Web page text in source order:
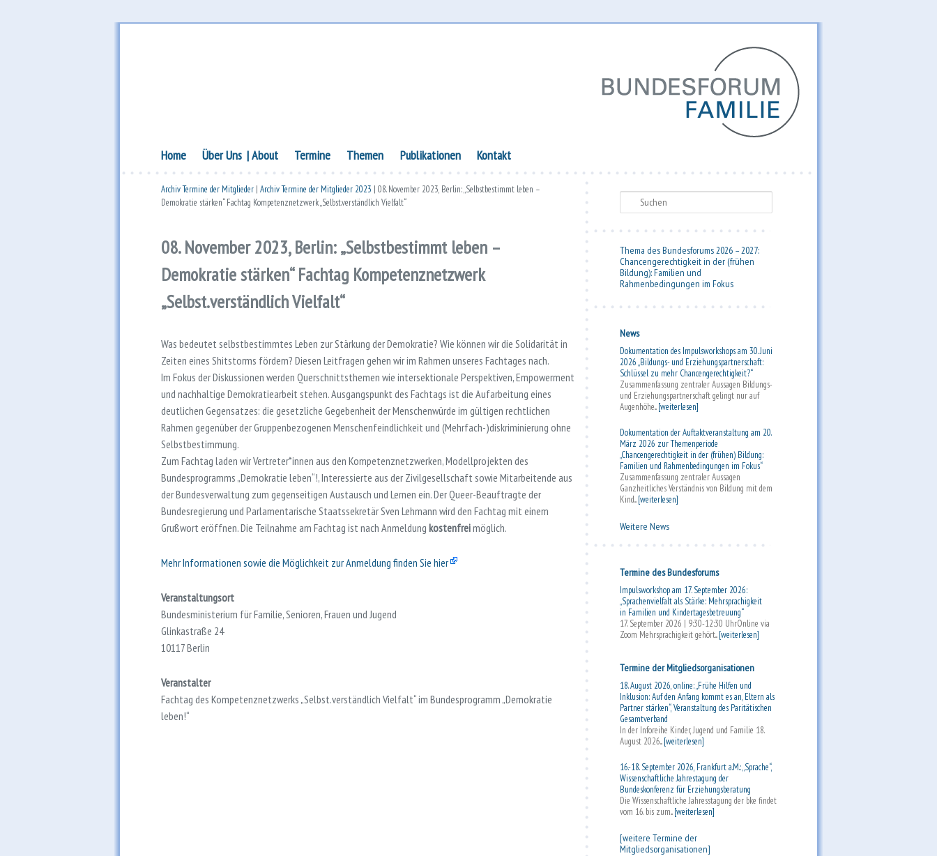
Hauptmenü Zum Inhalt wechseln
Zum sekundären Inhalt wechseln
Home Über Uns About Termine Themen Publikationen Kontakt
Archiv Termine der Mitglieder |Archiv Termine der Mitglieder 2023 | 08. November 2023, Berlin: „Selbstbestimmt leben –
Demokratie stärken“ Fachtag Kompetenznetzwerk „Selbst.verständlich Vielfalt“
08. November 2023, Berlin: „Selbstbestimmt leben –
Demokratie stärken“ Fachtag Kompetenznetzwerk
„Selbst.verständlich Vielfalt“
Was bedeutet selbstbestimmtes Leben zur Stärkung der Demokratie? Wie können wir die Solidarität in
Zeiten eines Shitstorms fördern? Diesen Leitfragen gehen wir im Rahmen unseres Fachtages nach.
Im Fokus der Diskussionen werden Querschnittsthemen wie intersektionale Perspektiven, Empowerment
und nachhaltige Demokratiearbeit stehen. Ausgangspunkt des Fachtags ist die Aufarbeitung eines
deutlichen Gegensatzes: die gesetzliche Gegebenheit der Menschenwürde im gültigen rechtlichen
Rahmen gegenüber der Gruppenbezogenen Menschenfeindlichkeit und (Mehrfach-)diskriminierung ohne
Selbstbestimmung.
Zum Fachtag laden wir Vertreter*innen aus den Kompetenznetzwerken, Modellprojekten des
Bundesprogramms „Demokratie leben“!, Interessierte aus der Zivilgesellschaft sowie Mitarbeitende aus
der Bundesverwaltung zum gegenseitigen Austausch und Lernen ein. Der Queer-Beauftragte der
Bundesregierung und Parlamentarische Staatssekretär Sven Lehmann wird den Fachtag mit einem
Grußwort eröffnen. Die Teilnahme am Fachtag ist nach Anmeldungkostenfreimöglich.
Mehr Informationen sowie die Möglichkeit zur Anmeldung finden Sie hier
Veranstaltungsort
Bundesministerium für Familie, Senioren, Frauen und Jugend
Glinkastraße 24
10117 Berlin
Veranstalter
Fachtag des Kompetenznetzwerks „Selbst.verständlich Vielfalt“ im Bundesprogramm „Demokratie
leben!“
Suchen
Thema des Bundesforums 2026 – 2027:
Chancengerechtigkeit in der (frühen
Bildung): Familien und
Rahmenbedingungen im Fokus
News
Dokumentation des Impulsworkshops am 30. Juni
2026 „Bildungs- und Erziehungspartnerschaft:
Schlüssel zu mehr Chancengerechtigkeit?“
Zusammenfassung zentraler Aussagen Bildungs-
und Erziehungspartnerschaft gelingt nur auf
Augenhöhe...[weiterlesen]
Dokumentation der Auftaktveranstaltung am 20.
März 2026 zur Themenperiode
„Chancengerechtigkeit in der (frühen) Bildung:
Familien und Rahmenbedingungen im Fokus“
Zusammenfassung zentraler Aussagen
Ganzheitliches Verständnis von Bildung mit dem
Kind... [weiterlesen]
Weitere News
Termine des Bundesforums
Impulsworkshop am 17. September 2026:
„Sprachenvielfalt als Stärke: Mehrsprachigkeit
in Familien und Kindertagesbetreuung“
17. September 2026 | 9:30-12:30 UhrOnline via
Zoom Mehrsprachigkeit gehört...[weiterlesen]
Termine der Mitgliedsorganisationen
18. August 2026, online: „Frühe Hilfen und
Inklusion: Auf den Anfang kommt es an, Eltern als
Partner stärken“, Veranstaltung des Paritätischen
Gesamtverband
In der Inforeihe Kinder, Jugend und Familie 18.
August 2026...[weiterlesen]
16.-18. September 2026, Frankfurt a.M.: „Sprache“,
Wissenschaftliche Jahrestagung der
Bundeskonferenz für Erziehungsberatung
Die Wissenschaftliche Jahresstagung der bke findet
vom 16. bis zum...[weiterlesen]
[weitere Termine der
Mitgliedsorganisationen]